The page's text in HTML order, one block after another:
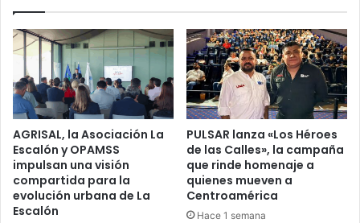
AGRISAL, la Asociación La
Escalón y OPAMSS
impulsan una visión
compartida para la
evolución urbana de La
Escalón
PULSAR lanza «Los Héroes
de las Calles», la campaña
que rinde homenaje a
quienes mueven a
Centroamérica
Hace 1 semana